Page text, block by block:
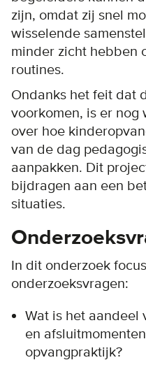
zijn, omdat zij snel
wisselende
minder zicht hebben
routines.
Ondanks het feit dat
voorkomen, is er
over hoe
van de dag
aanpakken. Dit
bijdragen aan een
situaties.
In dit onderzoek
onderzoeksvragen:
Wat is het aandeel
en
opvangpraktijk?